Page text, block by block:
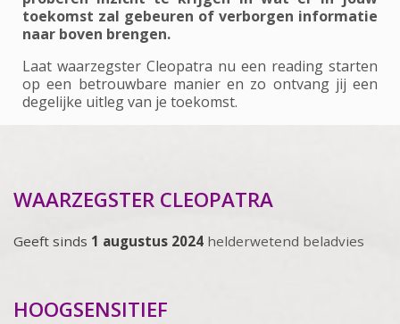
toekomst zal gebeuren of verborgen informatie
naar boven brengen.
Laat waarzegster Cleopatra nu een reading starten
op een betrouwbare manier en zo ontvang jij een
degelijke uitleg van je toekomst.
WAARZEGSTER CLEOPATRA
Geeft sinds 1 augustus 2024 helderwetend beladvies
HOOGSENSITIEF